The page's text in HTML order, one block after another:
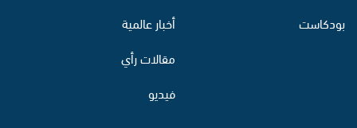
بودكاست
أخبار عالمية
مقالات رأي
فيديو